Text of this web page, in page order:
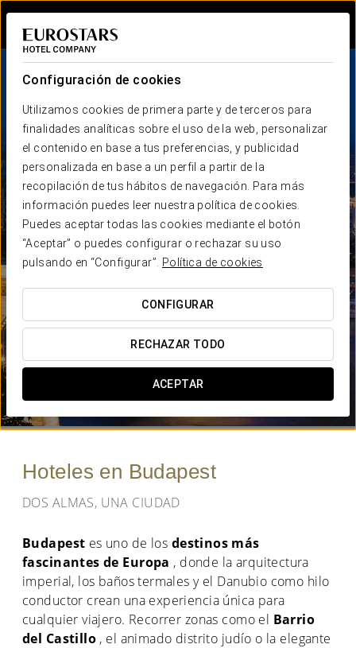
Configuración de cookies
Utilizamos cookies de primera parte y de terceros para
finalidades analíticas sobre el uso de la web, personalizar
el contenido en base a tus preferencias, y publicidad
personalizada en base a un perfil a partir de la
recopilación de tus hábitos de navegación. Para más
información puedes leer nuestra política de cookies.
Puedes aceptar todas las cookies mediante el botón
“Aceptar” o puedes configurar o rechazar su uso
pulsando en “Configurar”.
Política de cookies
CONFIGURAR
RECHAZAR TODO
ACEPTAR
Hoteles en Budapest
DOS ALMAS, UNA CIUDAD
Budapest es uno de los destinos más
fascinantes de Europa , donde la arquitectura
imperial, los baños termales y el Danubio como hilo
conductor crean una experiencia única para
cualquier viajero. Recorrer zonas como el Barrio
del Castillo , el animado distrito judío o la elegante